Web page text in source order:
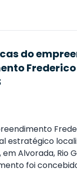
do
estratégico
Alvorada, Rio
foi